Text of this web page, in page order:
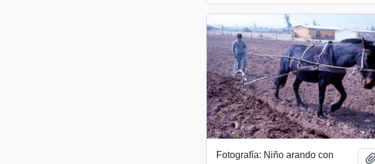
Fotografía: Niño arando con